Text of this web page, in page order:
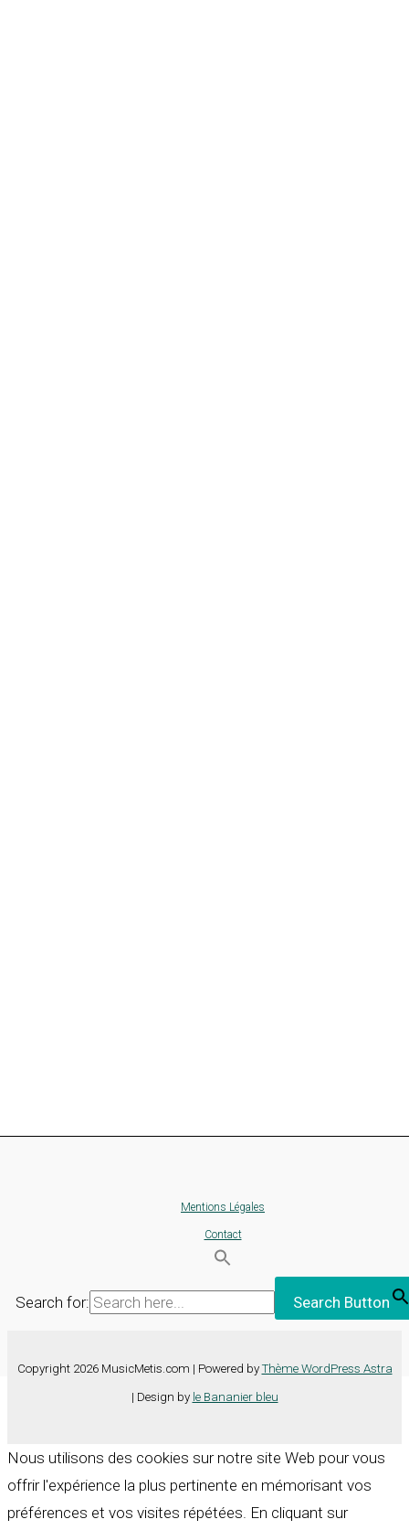
Mentions Légales
Contact
Search for: Search Button
Copyright 2026 MusicMetis.com | Powered by Thème WordPress Astra
| Design by le Bananier bleu
Nous utilisons des cookies sur notre site Web pour vous
offrir l'expérience la plus pertinente en mémorisant vos
préférences et vos visites répétées. En cliquant sur